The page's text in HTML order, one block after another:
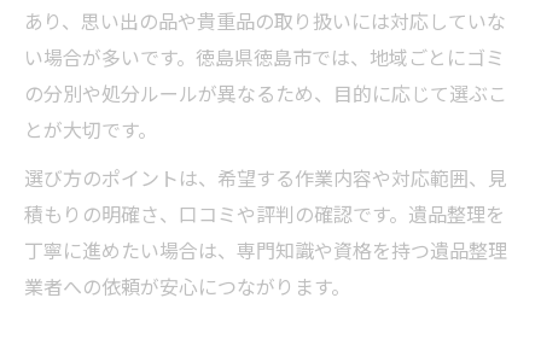
あり、思い出の品や貴重品の取り扱いには対応していな
い場合が多いです。徳島県徳島市では、地域ごとにゴミ
の分別や処分ルールが異なるため、目的に応じて選ぶこ
とが大切です。
選び方のポイントは、希望する作業内容や対応範囲、見
積もりの明確さ、口コミや評判の確認です。遺品整理を
丁寧に進めたい場合は、専門知識や資格を持つ遺品整理
業者への依頼が安心につながります。